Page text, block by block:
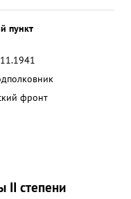
пункт
фронт
II степени